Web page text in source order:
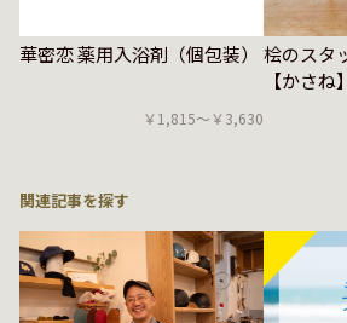
華密恋 薬用入浴剤（個包装）
￥1,815〜￥3,630
桧のスタ
【かさね】
関連記事を探す